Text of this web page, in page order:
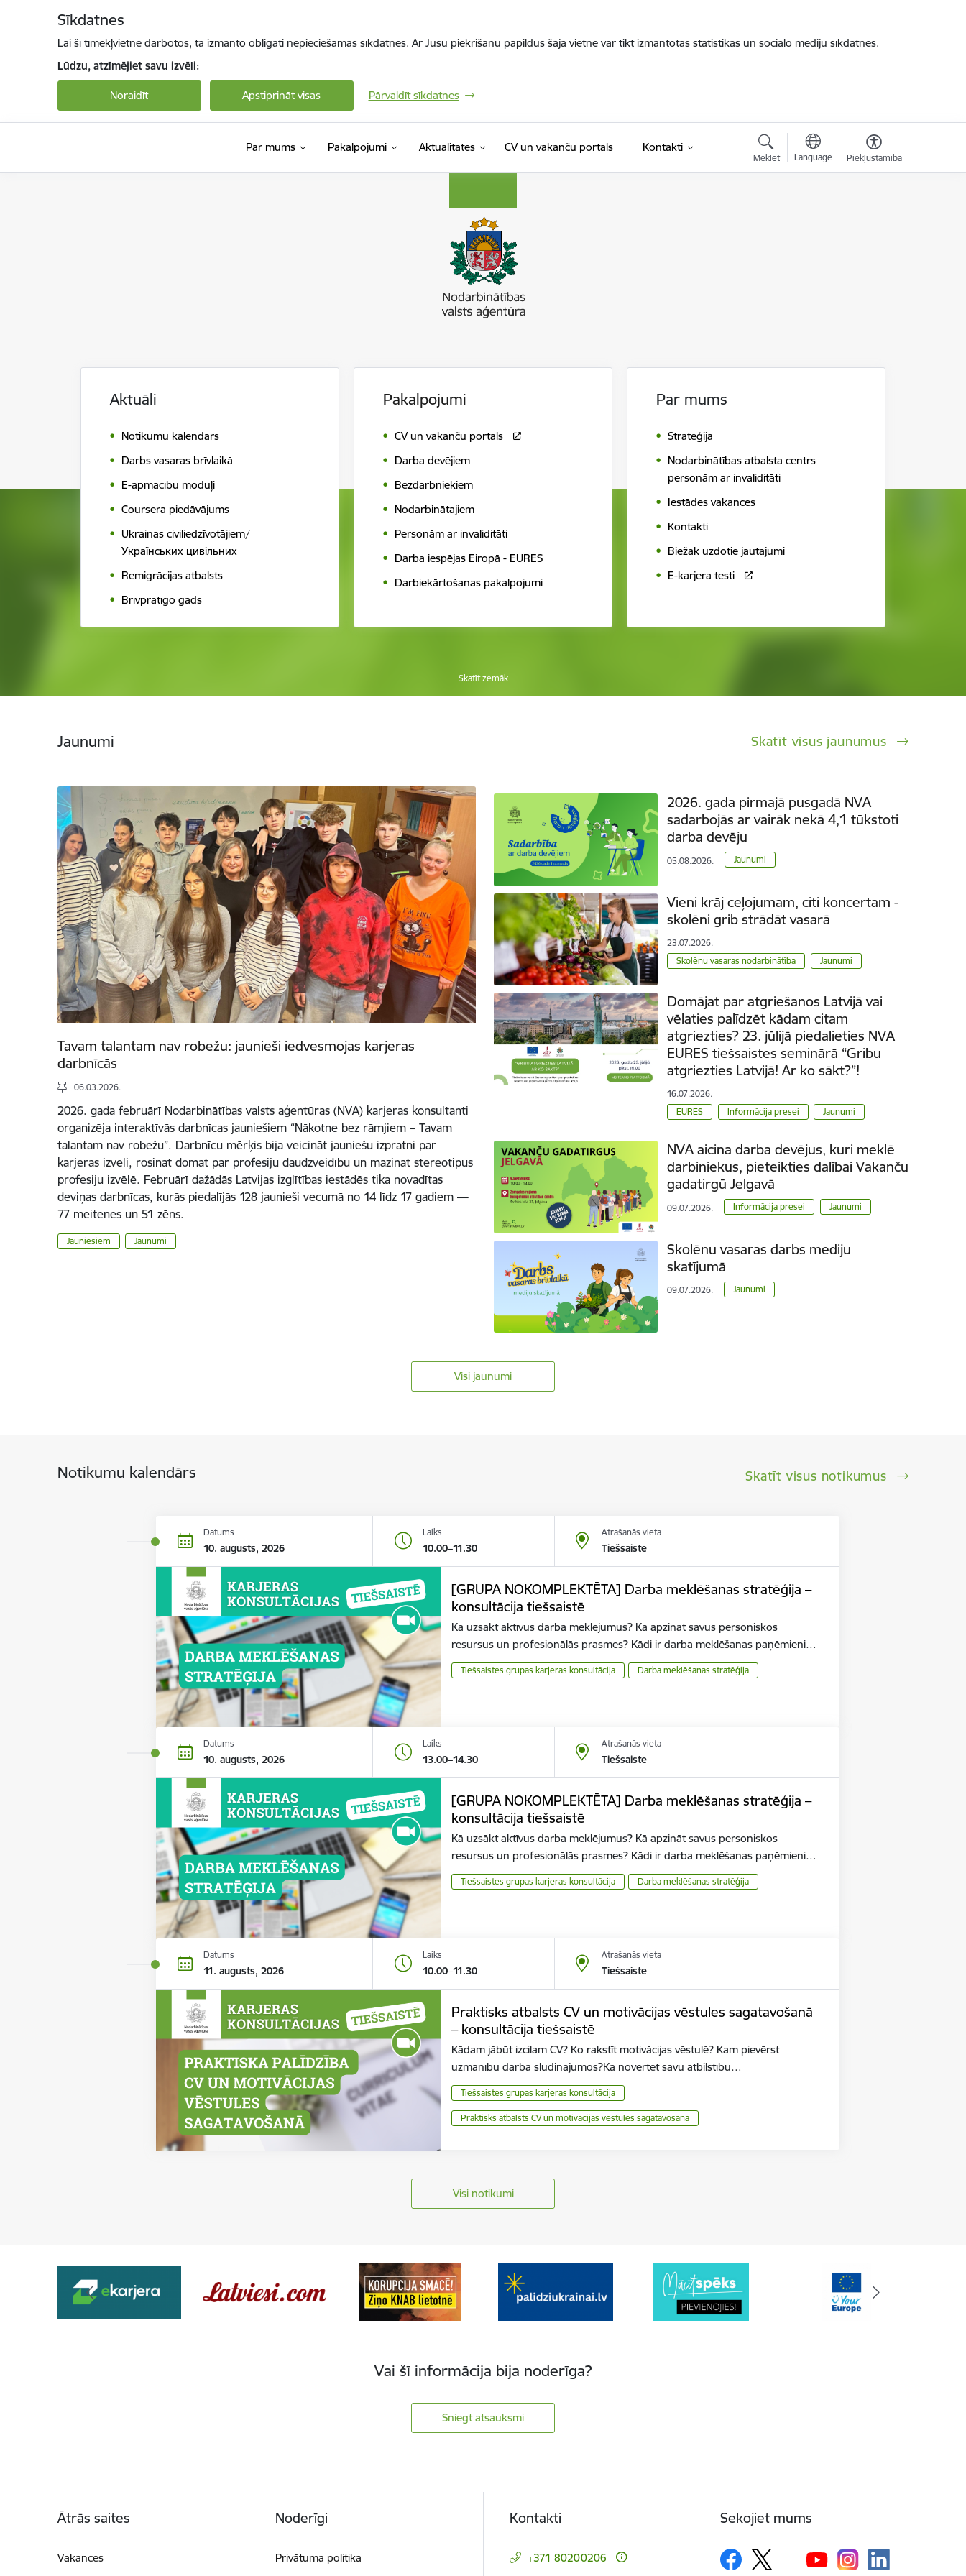
Sīkdatnes
Lai šī tīmekļvietne darbotos, tā izmanto obligāti nepieciešamās sīkdatnes. Ar Jūsu piekrišanu papildus šajā vietnē var tikt izmantotas statistikas un sociālo mediju sīkdatnes.
Lūdzu, atzīmējiet savu izvēli:
Noraidīt Apstiprināt visas Pārvaldīt sīkdatnes
Par mums Pakalpojumi Aktualitātes CV un vakanču portāls(Ārējā saite)
Kontakti
Meklēt Language Piekļūstamība
Aktuāli
Notikumu kalendār s
Darbs vasaras brīvlaikā
E-apmācību moduļi
Coursera piedāvājums
Ukrainas civiliedzīvotājiem/
Українських цивільних
Remigrācijas atbalsts
Brīvprātīgo gads
Pakalpojumi
CV un vakanču portāls
Darba devējiem
Bezdarbniekiem
Nodarbinātajiem
Personām ar invaliditāti
Darba iespējas Eiropā - EURES
Darbiekārtošanas pakalpojumi
Par mums
Stratēģija
Nodarbinātības atbalsta centrs
personām ar invaliditāti
Iestādes vakances
Kontakti
Biežāk uzdotie jautājumi
E-karjera testi
Skatīt zemāk
Jaunumi Skatīt visus jaunumus
Tavam talantam nav robežu: jaunieši iedvesmojas karjeras
darbnīcās
06.03.2026.
2026. gada februārī Nodarbinātības valsts aģentūras (NVA) karjeras konsultanti
organizēja interaktīvās darbnīcas jauniešiem “Nākotne bez rāmjiem – Tavam
talantam nav robežu”. Darbnīcu mērķis bija veicināt jauniešu izpratni par
karjeras izvēli, rosināt domāt par profesiju daudzveidību un mazināt stereotipus
profesiju izvēlē. Februārī dažādās Latvijas izglītības iestādēs tika novadītas
deviņas darbnīcas, kurās piedalījās 128 jaunieši vecumā no 14 līdz 17 gadiem —
77 meitenes un 51 zēns.
Jauniešiem Jaunumi
2026. gada pirmajā pusgadā NVA
sadarbojās ar vairāk nekā 4,1 tūkstoti
darba devēju
05.08.2026. Jaunumi
Vieni krāj ceļojumam, citi koncertam -
skolēni grib strādāt vasarā
23.07.2026.
Skolēnu vasaras nodarbinātība
Jaunumi
Domājat par atgriešanos Latvijā vai
vēlaties palīdzēt kādam citam
atgriezties? 23. jūlijā piedalieties NVA
EURES tiešsaistes seminārā “Gribu
atgriezties Latvijā! Ar ko sākt?”!
16.07.2026.
EURES
Informācija presei Jaunumi
NVA aicina darba devējus, kuri meklē
darbiniekus, pieteikties dalībai Vakanču
gadatirgū Jelgavā
09.07.2026. Informācija presei Jaunumi
Skolēnu vasaras darbs mediju
skatījumā
09.07.2026. Jaunumi
Visi jaunumi
Notikumu kalendārs Skatīt visus notikumus
Datums
10. augusts, 2026
Laiks
10.00–11.30
Atrašanās vieta
Tiešsaiste
[GRUPA NOKOMPLEKTĒTA] Darba meklēšanas stratēģija –
konsultācija tiešsaistē
Kā uzsākt aktīvus darba meklējumus? Kā apzināt savus personiskos
resursus un profesionālās prasmes? Kādi ir darba meklēšanas paņēmieni…
Tiešsaistes grupas karjeras konsultācija Darba meklēšanas stratēģija
Datums
10. augusts, 2026
Laiks
13.00–14.30
Atrašanās vieta
Tiešsaiste
[GRUPA NOKOMPLEKTĒTA] Darba meklēšanas stratēģija –
konsultācija tiešsaistē
Kā uzsākt aktīvus darba meklējumus? Kā apzināt savus personiskos
resursus un profesionālās prasmes? Kādi ir darba meklēšanas paņēmieni…
Tiešsaistes grupas karjeras konsultācija Darba meklēšanas stratēģija
Datums
11. augusts, 2026
Laiks
10.00–11.30
Atrašanās vieta
Tiešsaiste
Praktisks atbalsts CV un motivācijas vēstules sagatavošanā
– konsultācija tiešsaistē
Kādam jābūt izcilam CV? Ko rakstīt motivācijas vēstulē? Kam pievērst
uzmanību darba sludinājumos?Kā novērtēt savu atbilstību…
Tiešsaistes grupas karjeras konsultācija
Praktisks atbalsts CV un motivācijas vēstules sagatavošanā
Visi notikumi
Vai šī informācija bija noderīga?
Sniegt atsauksmi
Ātrās saites
Vakances
Noderīgi
Privātuma politika
Kontakti
+371 80200206
Sekojiet mums